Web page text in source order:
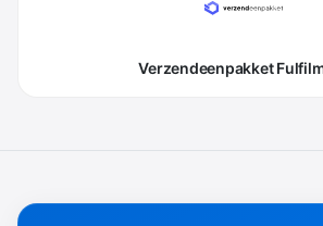
Verzendeenpakket